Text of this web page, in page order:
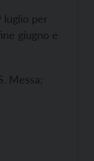
luglio per
giugno e
Messa;